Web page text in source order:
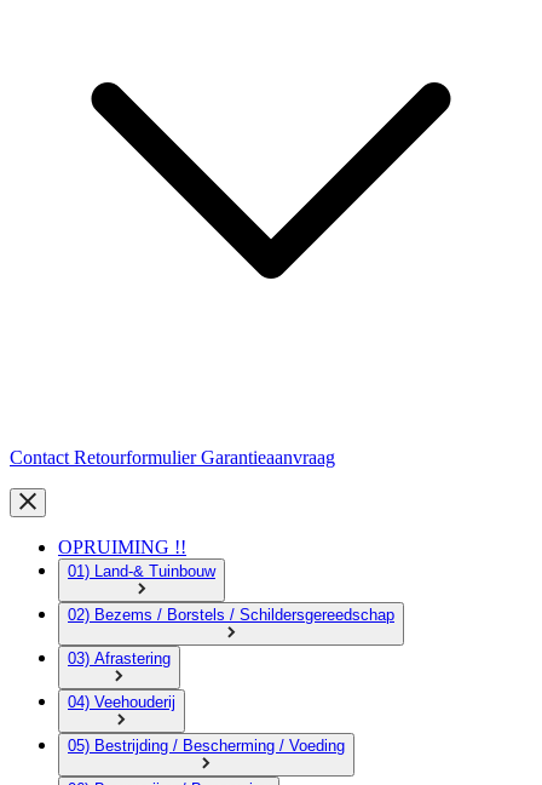
Contact RetourformulierGarantieaanvraag
OPRUIMING !!
01) Land-& Tuinbouw
02) Bezems / Borstels / Schildersgereedschap
03) Afrastering
04) Veehouderij
05) Bestrijding / Bescherming / Voeding